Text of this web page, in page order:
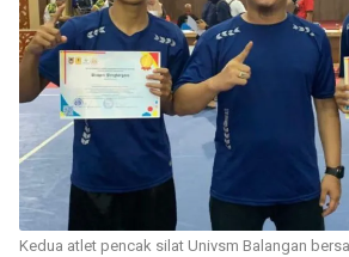
Kedua atlet pencak silat Univsm Balangan